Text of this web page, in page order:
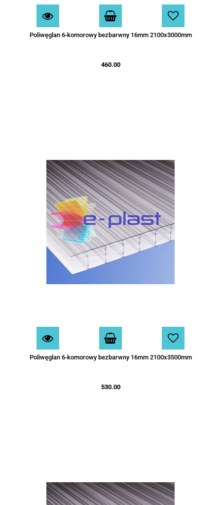
Poliwęglan 6-komorowy bezbarwny 16mm 2100x3000mm
460.00
Poliwęglan 6-komorowy bezbarwny 16mm 2100x3500mm
530.00